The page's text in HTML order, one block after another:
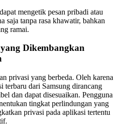
mengetik pesan pribadi atau
saja tanpa rasa khawatir, bahkan
ramai.
Dikembangkan
privasi yang berbeda. Oleh karena
terbaru dari Samsung dirancang
dan dapat disesuaikan. Pengguna
tingkat perlindungan yang
privasi pada aplikasi tertentu